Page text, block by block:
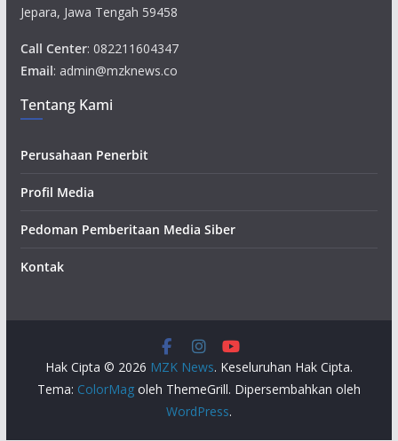
Jepara, Jawa Tengah 59458
Call Center: 082211604347
Email: admin@mzknews.co
Tentang Kami
Perusahaan Penerbit
Profil Media
Pedoman Pemberitaan Media Siber
Kontak
Hak Cipta © 2026 MZK News. Keseluruhan Hak Cipta.
Tema: ColorMagoleh ThemeGrill. Dipersembahkan oleh
WordPress.